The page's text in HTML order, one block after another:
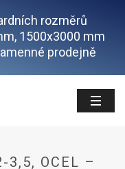
rozměrů
1500x3000 mm
prodejně
3,5, OCEL –